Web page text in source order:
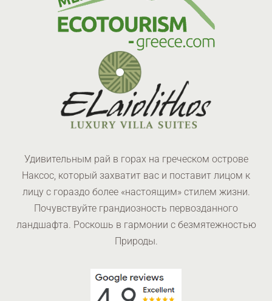
Удивительным рай в горах на греческом острове
Наксос, который захватит вас и поставит лицом к
лицу с гораздо более «настоящим» стилем жизни.
Почувствуйте грандиозность первозданного
ландшафта. Роскошь в гармонии с безмятежностью
Природы.